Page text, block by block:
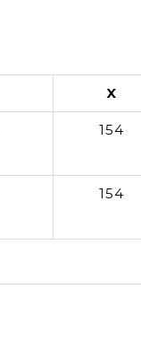
X
154
154